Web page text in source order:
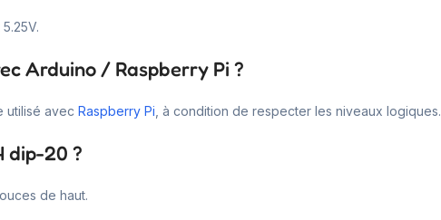
Arduino / Raspberry Pi ?
utilisé avec Raspberry Pi , à condition de respecter les niveaux logiques.
dip-20 ?
de haut.